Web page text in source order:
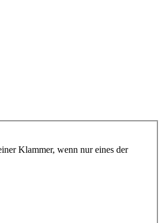
Klammer, wenn nur eines der